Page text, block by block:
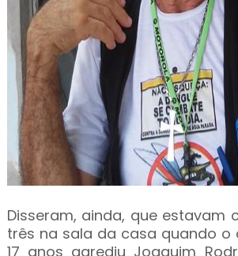
Disseram, ainda, que estavam
três na sala da casa quando o
17 anos agrediu Joaquim